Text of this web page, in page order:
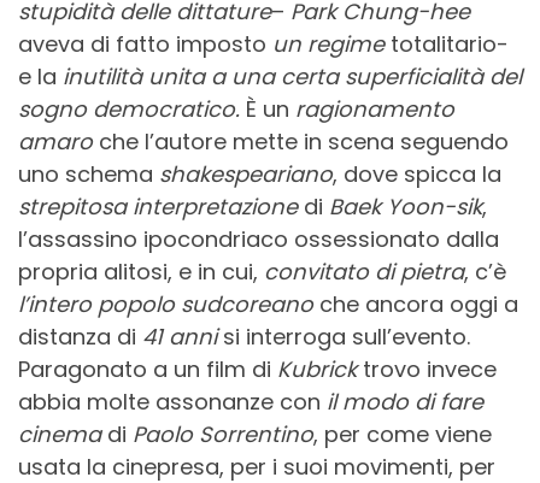
stupidità delle dittature– Park Chung-hee
aveva di fatto imposto un regime totalitario-
e la inutilità unita a una certa superficialità del
sogno democratico. È un ragionamento
amaroche l’autore mette in scena seguendo
uno schema shakespeariano, dove spicca la
strepitosa interpretazionedi Baek Yoon-sik,
l’assassino ipocondriaco ossessionato dalla
propria alitosi, e in cui, convitato di pietra, c’è
l’intero popolo sudcoreano che ancora oggi a
distanza di 41 annisi interroga sull’evento.
Paragonato a un film di Kubricktrovo invece
abbia molte assonanze con il modo di fare
cinemadi Paolo Sorrentino, per come viene
usata la cinepresa, per i suoi movimenti, per